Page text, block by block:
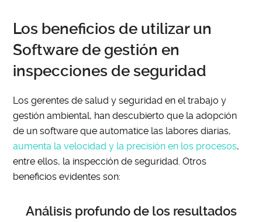
Los beneficios de utilizar un
Software de gestión en
inspecciones de seguridad
Los gerentes de salud y seguridad en el trabajo y
gestión ambiental, han descubierto que la adopción
de un software que automatice las labores diarias,
aumenta la velocidad y la precisión en los procesos,
entre ellos, la inspección de seguridad. Otros
beneficios evidentes son:
Análisis profundo de los resultados